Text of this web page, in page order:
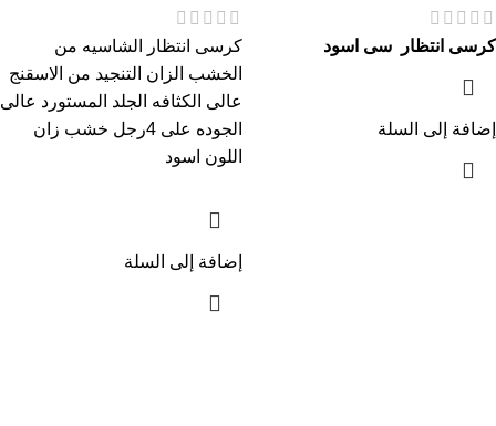
كرسى انتظار سى اسود
إضافة إلى السلة
كرسى انتظار الشاسيه من
الخشب الزان التنجيد من الاسقنج
عالى الكثافه الجلد المستورد عالى
الجوده على 4رجل خشب زان
اللون اسود
إضافة إلى السلة